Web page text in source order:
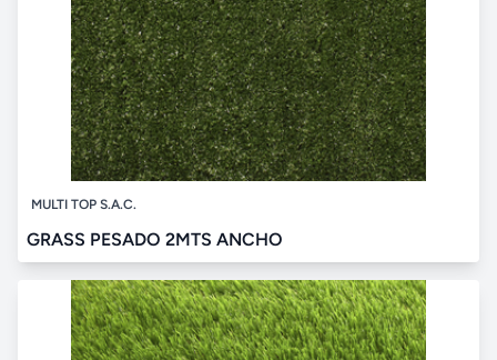
MULTI TOP S.A.C.
GRASS PESADO 2MTS ANCHO